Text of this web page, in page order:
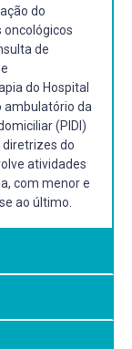
do
de
do Hospital
ambulatório da
(PIDI)
do
atividades
com menor e
ao último.
para